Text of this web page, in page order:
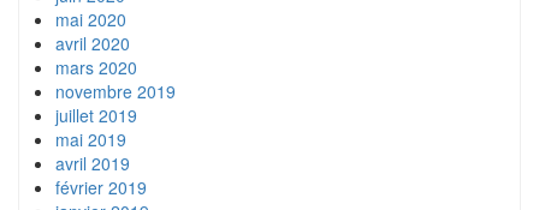
mai 2020
avril 2020
mars 2020
novembre 2019
juillet 2019
mai 2019
avril 2019
février 2019